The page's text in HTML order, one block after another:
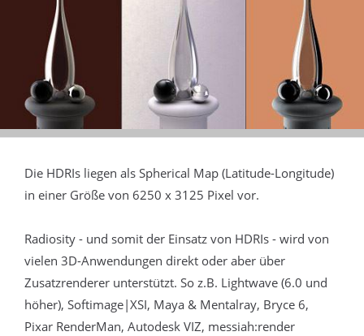
Die HDRIs liegen als Spherical Map (Latitude-Longitude)
in einer Größe von 6250 x 3125 Pixel vor.
Radiosity - und somit der Einsatz von HDRIs - wird von
vielen 3D-Anwendungen direkt oder aber über
Zusatzrenderer unterstützt. So z.B. Lightwave (6.0 und
höher), Softimage|XSI, Maya & Mentalray, Bryce 6,
Pixar RenderMan, Autodesk VIZ, messiah:render